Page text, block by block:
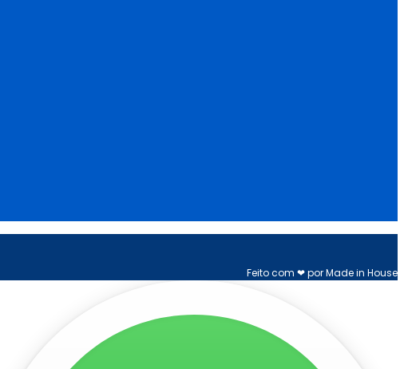
Feito com ❤ por Made in House